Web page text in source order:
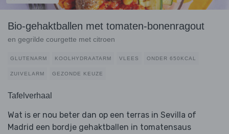
Bio-gehaktballen met tomaten-bonenragout
en gegrilde courgette met citroen
GLUTENARM KOOLHYDRAATARM VLEES ONDER 650KCAL
ZUIVELARM GEZONDE KEUZE
Tafelverhaal
Wat is er nou beter dan op een terras in Sevilla of
Madrid een bordje gehaktballen in tomatensaus